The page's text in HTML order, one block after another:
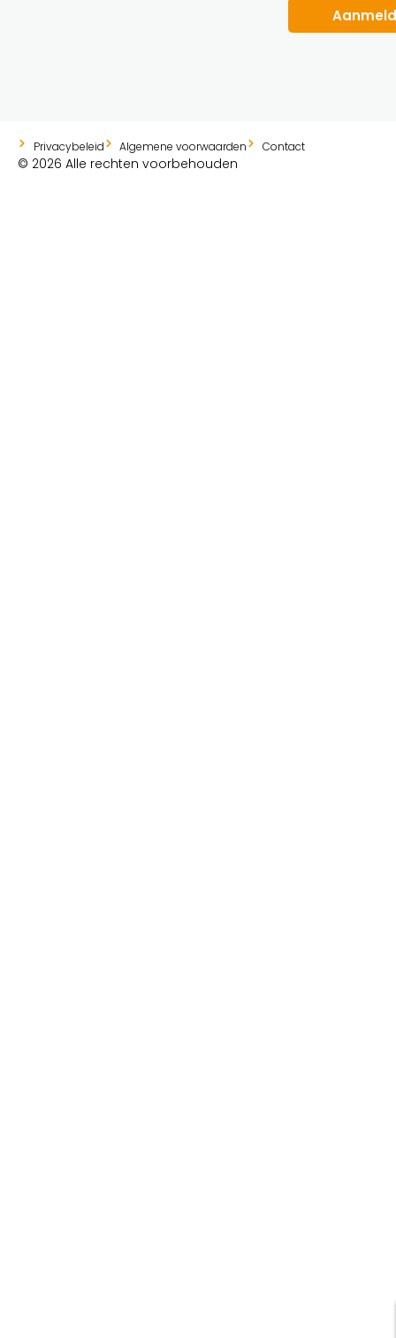
Privacybeleid Algemene voorwaarden Contact
© 2026 Alle rechten voorbehouden